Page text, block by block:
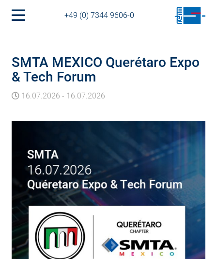
+49 (0) 7344 9606-0
SMTA MEXICO Querétaro Expo
& Tech Forum
16.07.2026 - 16.07.2026